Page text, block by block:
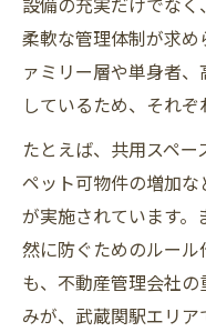
柔軟な管理体制が求
ァミリー層や単身者
しているため、それぞ
たとえば、共用スペー
ペット可物件の増加
が実施されています
然に防ぐためのルー
も、不動産管理会社
みが、武蔵関駅エリ